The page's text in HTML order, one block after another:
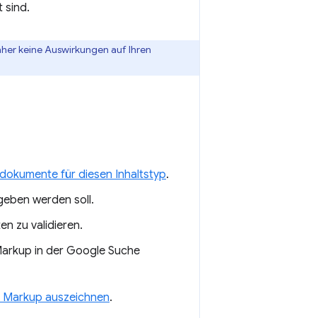
sind.
keine Auswirkungen auf Ihren
für diesen Inhaltstyp.
werden soll.
zu validieren.
in der Google Suche
auszeichnen.